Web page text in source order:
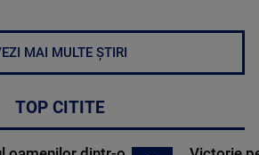
MAI MULTE ȘTIRI
TOP CITITE